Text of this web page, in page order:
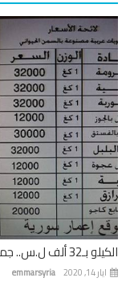
الحلويات: الأسعار أرخص من باقي...
emmarsyria